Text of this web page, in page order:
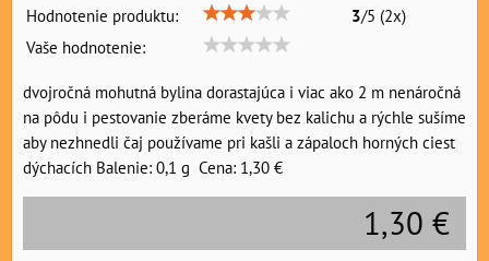
Hodnotenie produktu: 3/5 (2x)
Vaše hodnotenie:
dvojročná mohutná bylina dorastajúca i viac ako 2 m nenáročná
na pôdu i pestovanie zberáme kvety bez kalichu a rýchle sušíme
aby nezhnedli čaj používame pri kašli a zápaloch horných ciest
dýchacích Balenie: 0,1 g Cena: 1,30 €
1,30 €